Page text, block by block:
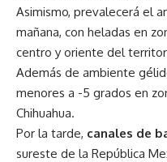
Asimismo, prevalecerá el
mañana, con heladas en
centro y oriente del
Además de ambiente
menores a -5 grados en
Chihuahua.
Por la tarde, canales de
sureste de la República